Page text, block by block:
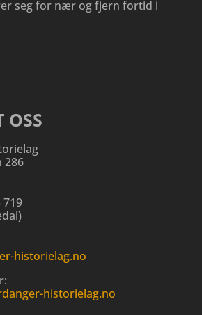
seg for nær og fjern fortid i
OSS
286
719
)
historielag.no
historielag.no